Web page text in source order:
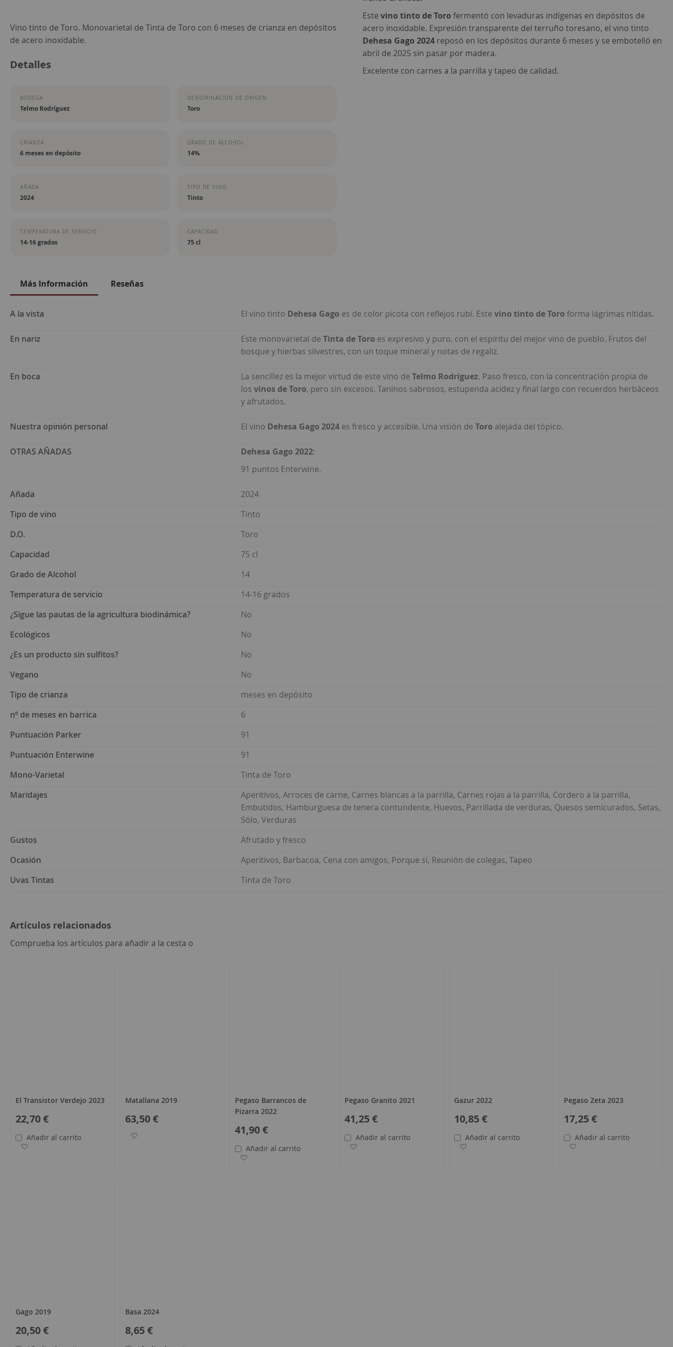
Saltar
al
de
Vino tinto de Toro. Monovarietal de Tinta de Toro con 6 meses de crianza en depósitos
de acero inoxidable.
Detalles
BODEGA
Telmo Rodríguez
DENOMINACIÓN DE ORIGEN
Toro
CRIANZA
6 meses en depósito
GRADO DE ALCOHOL
14%
AÑADA
2024
TIPO DE VINO
Tinto
TEMPERATURA DE SERVICIO
14-16 grados
CAPACIDAD
75 cl
Estevino tinto de Toro fermentó con levaduras indígenas en depósitos de
acero inoxidable. Expresión transparente del terruño toresano, el vino tinto
Dehesa Gago 2024 reposó en los depósitos durante 6 meses y se embotelló en
abril de 2025 sin pasar por madera.
Excelente con carnes a la parrilla y tapeo de calidad.
Más Información
Más
A la vista El vino tinto Dehesa Gago es de color picota con reflejos rubí. Este vino tinto de Toro forma lágrimas nítidas.
En nariz Este monovarietal de Tinta de Toro es expresivo y puro, con el espíritu del mejor vino de pueblo. Frutos del
bosque y hierbas silvestres, con un toque mineral y notas de regaliz.
En boca La sencillez es la mejor virtud de este vino de Telmo Rodríguez. Paso fresco, con la concentración propia de
los vinos de Toro, pero sin excesos. Taninos sabrosos, estupenda acidez y final largo con recuerdos herbáceos
y afrutados.
Nuestra opinión personal El vino Dehesa Gago 2024 es fresco y accesible. Una visión de Toro alejada del tópico.
OTRAS AÑADAS Dehesa Gago 2022:
91 puntos Enterwine.
Añada
2024
Tipo de vino
Tinto
D.O.
Toro
Capacidad
75 cl
Grado de Alcohol
14
Temperatura de servicio
14-16 grados
¿Sigue las pautas de la agricultura biodinámica?
No
Ecológicos
No
¿Es un producto sin sulfitos?
No
Vegano
No
Tipo de crianza
meses en depósito
nº de meses en barrica
6
Puntuación Parker
91
Puntuación Enterwine
91
Mono-Varietal
Tinta de Toro
Maridajes
Aperitivos, Arroces de carne, Carnes blancas a la parrilla, Carnes rojas a la parrilla, Cordero a la parrilla,
Embutidos, Hamburguesa de tenera contundente, Huevos, Parrillada de verduras, Quesos semicurados, Setas,
Sólo, Verduras
Gustos
Afrutado y fresco
Ocasión
Aperitivos, Barbacoa, Cena con amigos, Porque sí, Reunión de colegas, Tapeo
Uvas Tintas
Tinta de Toro
Reseñas
Artículos relacionados
Comprueba los artículos para añadir a la cesta o
El Transistor Verdejo 2023
22,70 €
Añadir al carrito
Matallana 2019
63,50 €
Pegaso Barrancos de
Pizarra 2022
41,90 €
Añadir al carrito
Pegaso Granito 2021
41,25 €
Añadir al carrito
Gazur 2022
10,85 €
Añadir al carrito
Pegaso Zeta 2023
17,25 €
Añadir al carrito
Gago 2019
20,50 €
Basa 2024
8,65 €